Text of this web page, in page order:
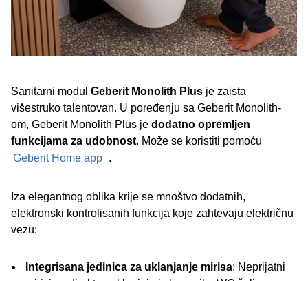
Sanitarni modul Geberit Monolith Plus je zaista
višestruko talentovan. U poređenju sa Geberit Monolith-
om, Geberit Monolith Plus je dodatno opremljen
funkcijama za udobnost. Može se koristiti pomoću
Geberit Home app .
Iza elegantnog oblika krije se mnoštvo dodatnih,
elektronski kontrolisanih funkcija koje zahtevaju električnu
vezu:
Integrisana jedinica za uklanjanje mirisa: Neprijatni